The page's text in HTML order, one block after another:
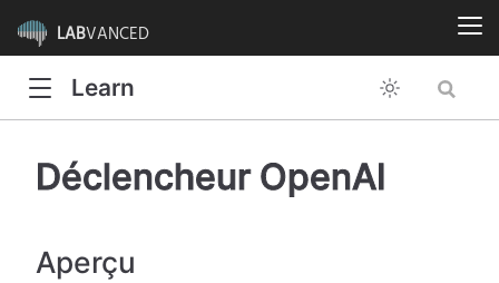
LABVANCED
Learn
Déclencheur OpenAI
Aperçu